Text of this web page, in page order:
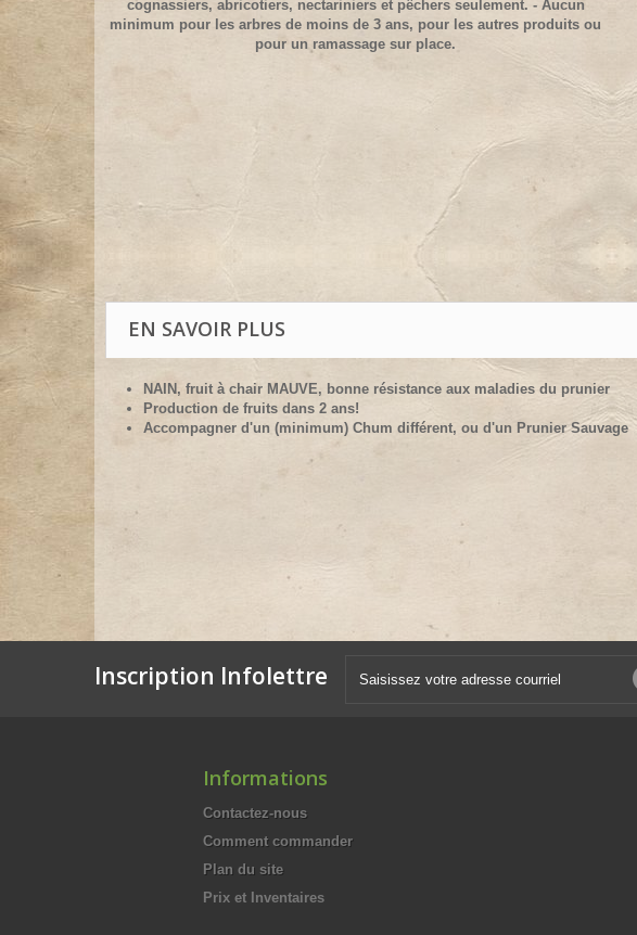
cognassiers, abricotiers, nectariniers et pêchers seulement. - Aucun
minimum pour les arbres de moins de 3 ans, pour les autres produits ou
pour un ramassage sur place.
EN SAVOIR PLUS
NAIN, fruit à chair MAUVE, bonne résistance aux maladies du prunier
Production de fruits dans 2 ans!
Accompagner d'un (minimum) Chum différent, ou d'un Prunier Sauvage
Inscription Infolettre
Informations
Contactez-nous
Comment commander
Plan du site
Prix et Inventaires